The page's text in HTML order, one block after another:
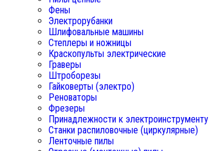
Фены
Электрорубанки
Шлифовальные машины
Степлеры и ножницы
Краскопульты электрические
Граверы
Штроборезы
Гайковерты (электро)
Реноваторы
Фрезеры
Принадлежности к электроинструменту
Станки распиловочные (циркулярные)
Ленточные пилы